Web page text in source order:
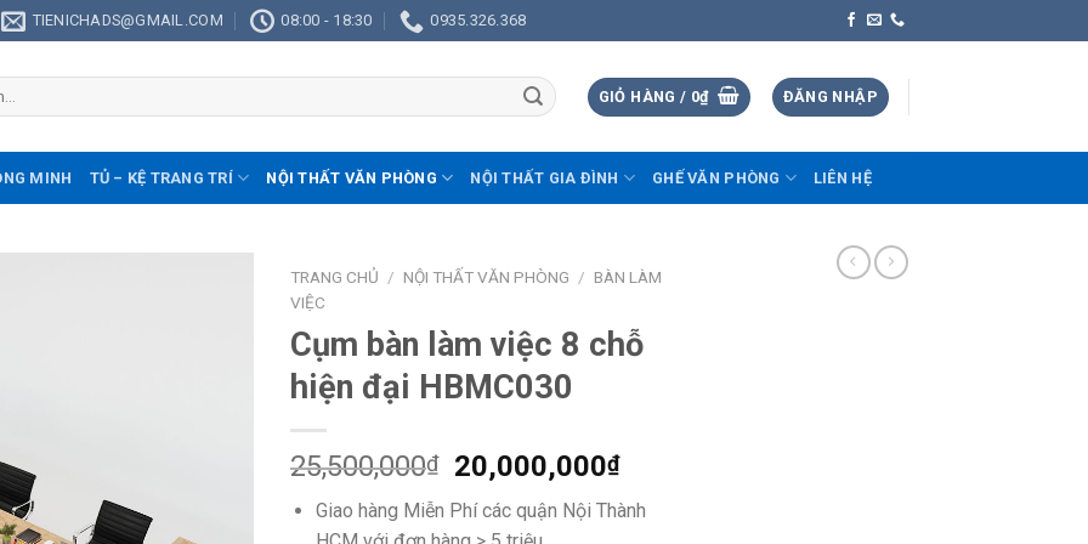
TIENICHADS@GMAIL.COM 08:00 - 18:30 0935.326.368
GIỎ HÀNG / 0₫ ĐĂNG NHẬP
MINH TỦ – KỆ TRANG TRÍ NỘI THẤT VĂN PHÒNG NỘI THẤT GIA ĐÌNH GHẾ VĂN PHÒNG LIÊN HỆ
TRANG CHỦ / NỘI THẤT VĂN PHÒNG / BÀN LÀM
VIỆC
Cụm bàn làm việc 8 chỗ
hiện đại HBMC030
25,500,000₫ 20,000,000₫
Giao hàng Miễn Phí các quận Nội Thành